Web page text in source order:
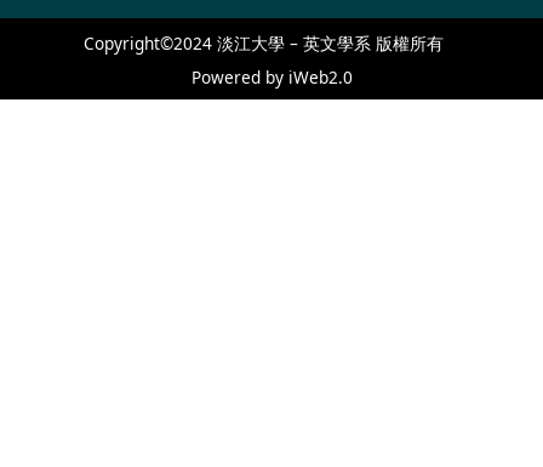
Copyright©2024 淡江大學 – 英文學系 版權所有
Powered by iWeb2.0